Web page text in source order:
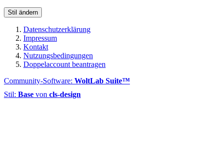
Stil ändern
Datenschutzerklärung
Impressum
Kontakt
Nutzungsbedingungen
Doppelaccount beantragen
Community-Software: WoltLab Suite™
Stil: Base von cls-design